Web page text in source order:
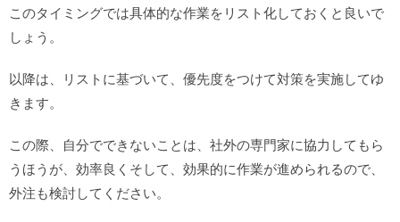
このタイミングでは具体的な作業をリスト化しておくと良いで
しょう。
以降は、リストに基づいて、優先度をつけて対策を実施してゆ
きます。
この際、自分でできないことは、社外の専門家に協力してもら
うほうが、効率良くそして、効果的に作業が進められるので、
外注も検討してください。